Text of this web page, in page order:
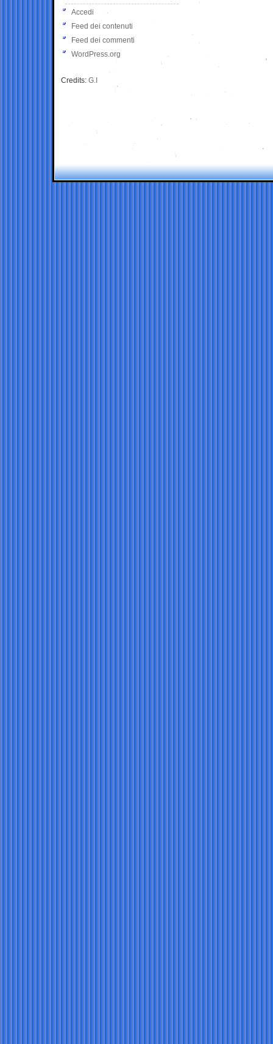
Accedi
Feed dei contenuti
Feed dei commenti
WordPress.org
Credits: G.I